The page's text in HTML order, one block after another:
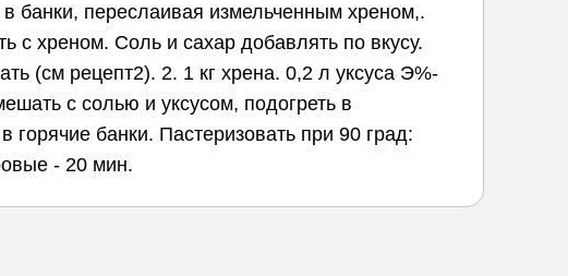
банки, переслаивая измельченным хреном,.
с хреном. Соль и сахар добавлять по вкусу.
(см рецепт2). 2. 1 кг хрена. 0,2 л уксуса Э%-
с солью и уксусом, подогреть в
банки. Пастеризовать при 90 град:
- 20 мин.